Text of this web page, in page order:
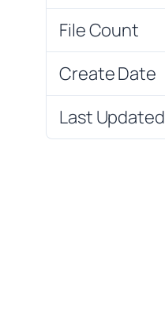
File Count
Create Date
Last Updated